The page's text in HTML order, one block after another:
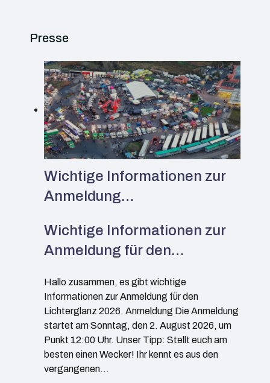
Presse
Wichtige Informationen zur
Anmeldung…
Wichtige Informationen zur
Anmeldung für den…
Hallo zusammen, es gibt wichtige
Informationen zur Anmeldung für den
Lichterglanz 2026. Anmeldung Die Anmeldung
startet am Sonntag, den 2. August 2026, um
Punkt 12:00 Uhr. Unser Tipp: Stellt euch am
besten einen Wecker! Ihr kennt es aus den
vergangenen…